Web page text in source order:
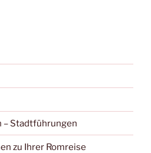
– Stadtführungen
zu Ihrer Romreise